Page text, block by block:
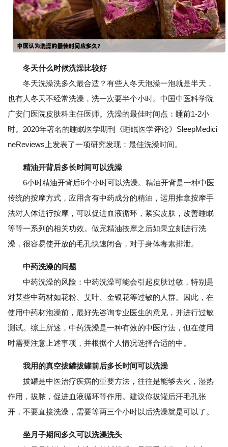
冬天什么时候洗澡比较好
冬天洗澡洗多久最合适？有些人冬天泡澡一泡就是半天，
也有人冬天不经常洗澡，洗一次要半个小时。中国中医科学院
广安门医院皮肤科主任医师。洗澡的最佳时间点：睡前1-2小
时。2020年著名的睡眠医学期刊《睡眠医学评论》SleepMedici
neReviews上发表了一项研究发现：最佳洗澡时间。
精油开背后多长时间可以洗澡
6小时精油开背后6个小时可以洗澡。精油开背是一种中医
传统的按摩方式，应用含有中药成分的精油，运用推拿按摩手
法对人体进行按摩，可以促进血液循环，紧实皮肤，改善睡眠
等等一系列的相关功效。做完精油按摩之后如果立刻进行洗
澡，很容易使开放的毛孔快速闭合，对于身体毒素排泄。
中药洗澡的问题
中药洗澡的风险：中药洗澡可能会引起皮肤过敏，特别是
对某些中药材如花粉、艾叶、金银花等过敏的人群。因此，在
使用中药材泡澡前，最好先咨询专业医生的意见，并进行过敏
测试。综上所述，中药洗澡是一种有效的中医疗法，但在使用
时需要注意上述事项，并根据个人情况选择合适的中。
我用的真空拔罐拔罐前后多长时间可以洗澡
拔罐是中医治疗疾病的重要方法，往往是能够去火，湿热
作用，拔脓，促进血液循环等作用。建议你拔罐后汗毛孔张
开，不要直接洗澡，需要等两三个小时以后洗澡就是可以了。
坐月子期间多久可以洗澡洗头